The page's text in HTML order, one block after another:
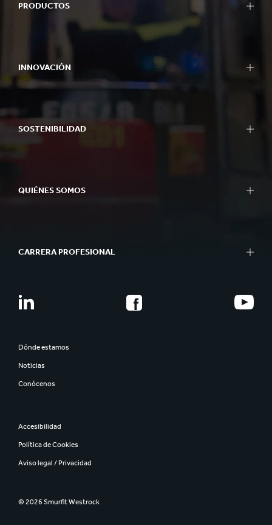
PRODUCTOS
INNOVACIÓN
SOSTENIBILIDAD
QUIÉNES SOMOS
CARRERA PROFESIONAL
Dónde estamos
Noticias
Conócenos
Accesibilidad
Política de Cookies
Aviso legal / Privacidad
© 2026 Smurfit Westrock